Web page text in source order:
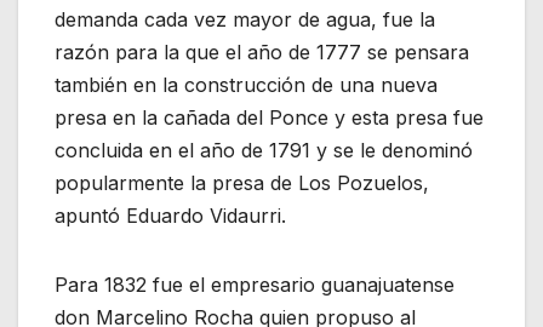
demanda cada vez mayor de agua, fue la
razón para la que el año de 1777 se pensara
también en la construcción de una nueva
presa en la cañada del Ponce y esta presa fue
concluida en el año de 1791 y se le denominó
popularmente la presa de Los Pozuelos,
apuntó Eduardo Vidaurri.
Para 1832 fue el empresario guanajuatense
don Marcelino Rocha quien propuso al